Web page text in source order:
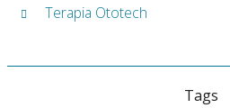
Terapia Ototech
Tags